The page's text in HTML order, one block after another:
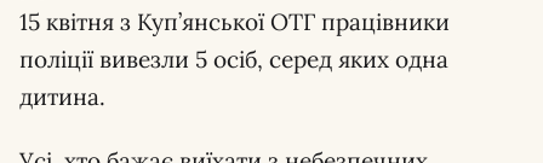
15 квітня з Куп’янської ОТГ працівники
поліції вивезли 5 осіб, серед яких одна
дитина.